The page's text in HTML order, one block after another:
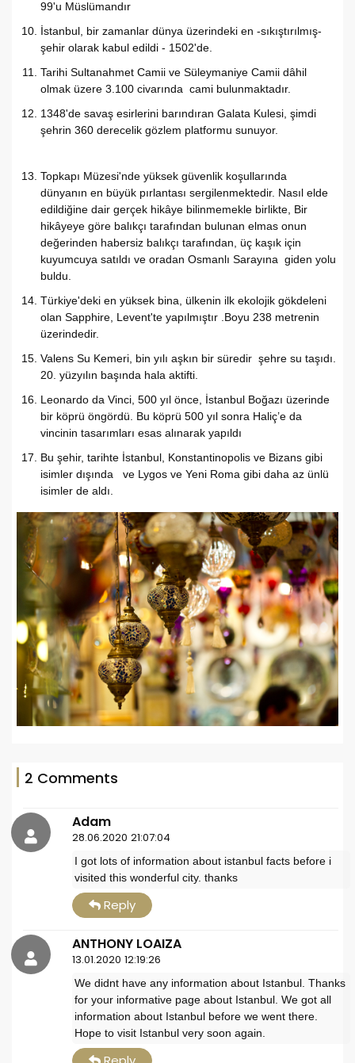
99'u Müslümandır
İstanbul, bir zamanlar dünya üzerindeki en -sıkıştırılmış-
şehir olarak kabul edildi - 1502'de.
Tarihi Sultanahmet Camii ve Süleymaniye Camii dâhil
olmak üzere 3.100 civarında cami bulunmaktadır.
1348'de savaş esirlerini barındıran Galata Kulesi, şimdi
şehrin 360 derecelik gözlem platformu sunuyor.
Topkapı Müzesi'nde yüksek güvenlik koşullarında
dünyanın en büyük pırlantası sergilenmektedir. Nasıl elde
edildiğine dair gerçek hikâye bilinmemekle birlikte, Bir
hikâyeye göre balıkçı tarafından bulunan elmas onun
değerinden habersiz balıkçı tarafından, üç kaşık için
kuyumcuya satıldı ve oradan Osmanlı Sarayına giden yolu
buldu.
Türkiye'deki en yüksek bina, ülkenin ilk ekolojik gökdeleni
olan Sapphire, Levent'te yapılmıştır .Boyu 238 metrenin
üzerindedir.
Valens Su Kemeri, bin yılı aşkın bir süredir şehre su taşıdı.
20. yüzyılın başında hala aktifti.
Leonardo da Vinci, 500 yıl önce, İstanbul Boğazı üzerinde
bir köprü öngördü. Bu köprü 500 yıl sonra Haliç’e da
vincinin tasarımları esas alınarak yapıldı
Bu şehir, tarihte İstanbul, Konstantinopolis ve Bizans gibi
isimler dışında ve Lygos ve Yeni Roma gibi daha az ünlü
isimler de aldı.
2 Comments
Adam
28.06.2020 21:07:04
I got lots of information about istanbul facts before i
visited this wonderful city. thanks
Reply
ANTHONY LOAIZA
13.01.2020 12:19:26
We didnt have any information about Istanbul. Thanks
for your informative page about Istanbul. We got all
information about Istanbul before we went there.
Hope to visit Istanbul very soon again.